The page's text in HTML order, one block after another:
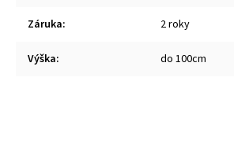
Záruka: 2 roky
Výška: do 100cm